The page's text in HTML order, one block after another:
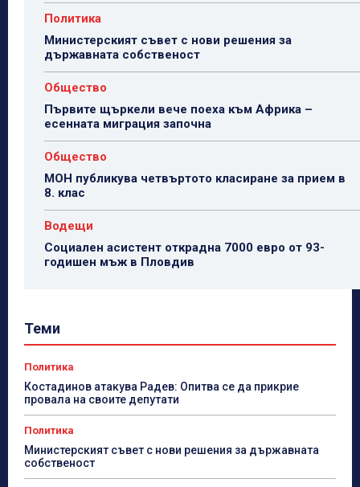
Политика
Министерският съвет с нови решения за
държавната собственост
Общество
Първите щъркели вече поеха към Африка –
есенната миграция започна
Общество
МОН публикува четвъртото класиране за прием в
8. клас
Водещи
Социален асистент открадна 7000 евро от 93-
годишен мъж в Пловдив
Теми
Политика
Костадинов атакува Радев: Опитва се да прикрие
провала на своите депутати
Политика
Министерският съвет с нови решения за държавната
собственост